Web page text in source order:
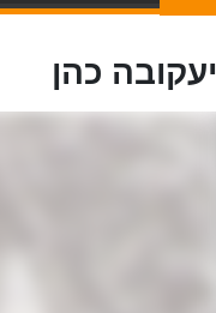
יעקובה כהן